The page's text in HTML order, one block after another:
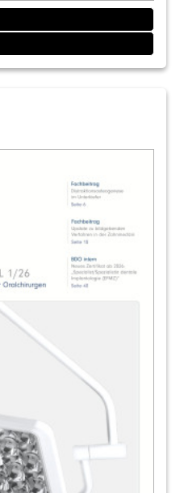
Priv.-Doz. Dr.
Schweiz
Schritt:
und
Hamburg
zur
mit Demonstrations-
wohl einzigartig -
an den
Schweiz
Reformkonzept
sich für
mit